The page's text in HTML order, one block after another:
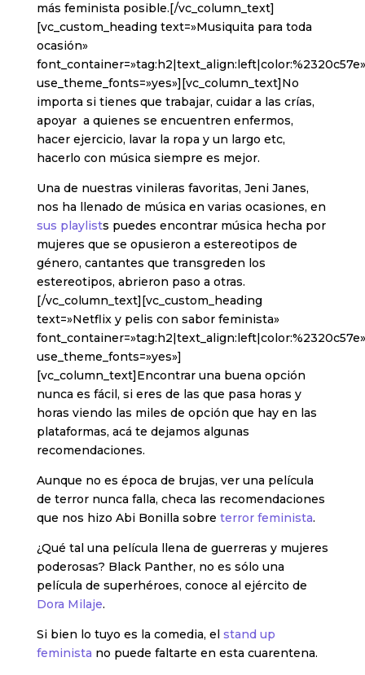
más feminista posible.[/vc_column_text]
[vc_custom_heading text=»Musiquita para toda
ocasión»
font_container=»tag:h2|text_align:left|color:%2320c57e»
use_theme_fonts=»yes»][vc_column_text]No
importa si tienes que trabajar, cuidar a las crías,
apoyar a quienes se encuentren enfermos,
hacer ejercicio, lavar la ropa y un largo etc,
hacerlo con música siempre es mejor.
Una de nuestras vinileras favoritas, Jeni Janes,
nos ha llenado de música en varias ocasiones, en
sus playlists puedes encontrar música hecha por
mujeres que se opusieron a estereotipos de
género, cantantes que transgreden los
estereotipos, abrieron paso a otras.
[/vc_column_text][vc_custom_heading
text=»Netflix y pelis con sabor feminista»
font_container=»tag:h2|text_align:left|color:%2320c57e»
use_theme_fonts=»yes»]
[vc_column_text]Encontrar una buena opción
nunca es fácil, si eres de las que pasa horas y
horas viendo las miles de opción que hay en las
plataformas, acá te dejamos algunas
recomendaciones.
Aunque no es época de brujas, ver una película
de terror nunca falla, checa las recomendaciones
que nos hizo Abi Bonilla sobre terror feminista.
¿Qué tal una película llena de guerreras y mujeres
poderosas? Black Panther, no es sólo una
película de superhéroes, conoce al ejército de
Dora Milaje.
Si bien lo tuyo es la comedia, el stand up
feminista no puede faltarte en esta cuarentena.